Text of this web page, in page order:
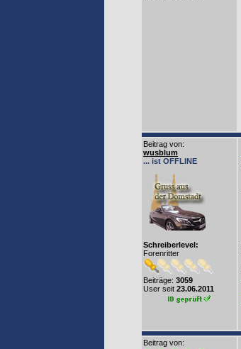
Beitrag von:
wusblum
... ist OFFLINE
Schreiberlevel:
Forenritter
Beiträge: 3059
User seit 23.06.2011
Beitrag von: